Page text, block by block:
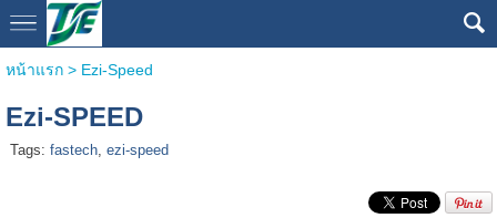
หน้าแรก> Ezi-Speed
Ezi-SPEED
Tags: fastech, ezi-speed